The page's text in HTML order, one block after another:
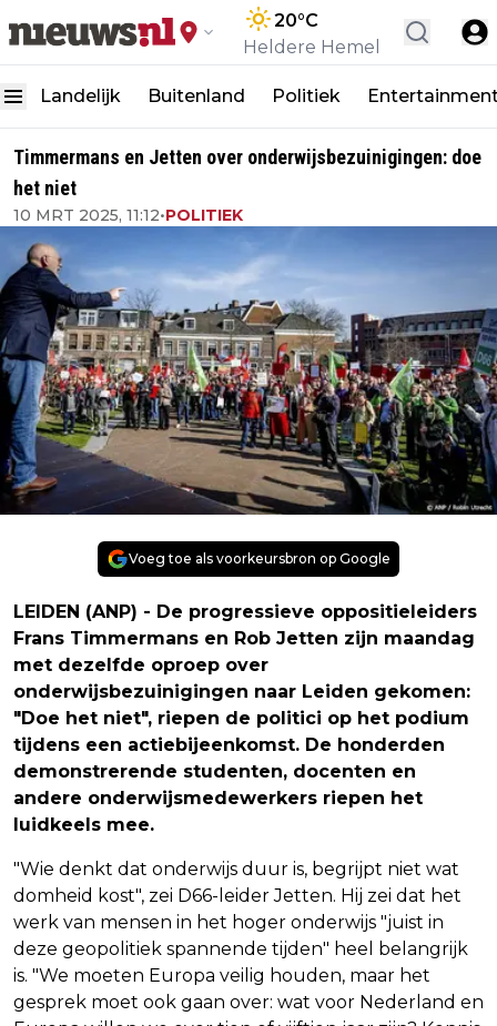
20°C
Heldere Hemel
Landelijk Buitenland Politiek
Timmermans en Jetten over onderwijsbezuinigingen: doe
het niet
10 MRT 2025, 11:12•POLITIEK
Voeg toe als voorkeursbron op Google
LEIDEN (ANP) - De progressieve oppositieleiders
Frans Timmermans en Rob Jetten zijn maandag
met dezelfde oproep over
onderwijsbezuinigingen naar Leiden gekomen:
"Doe het niet", riepen de politici op het podium
tijdens een actiebijeenkomst. De honderden
demonstrerende studenten, docenten en
andere onderwijsmedewerkers riepen het
luidkeels mee.
"Wie denkt dat onderwijs duur is, begrijpt niet wat
domheid kost", zei D66-leider Jetten. Hij zei dat het
werk van mensen in het hoger onderwijs "juist in
deze geopolitiek spannende tijden" heel belangrijk
is. "We moeten Europa veilig houden, maar het
gesprek moet ook gaan over: wat voor Nederland en